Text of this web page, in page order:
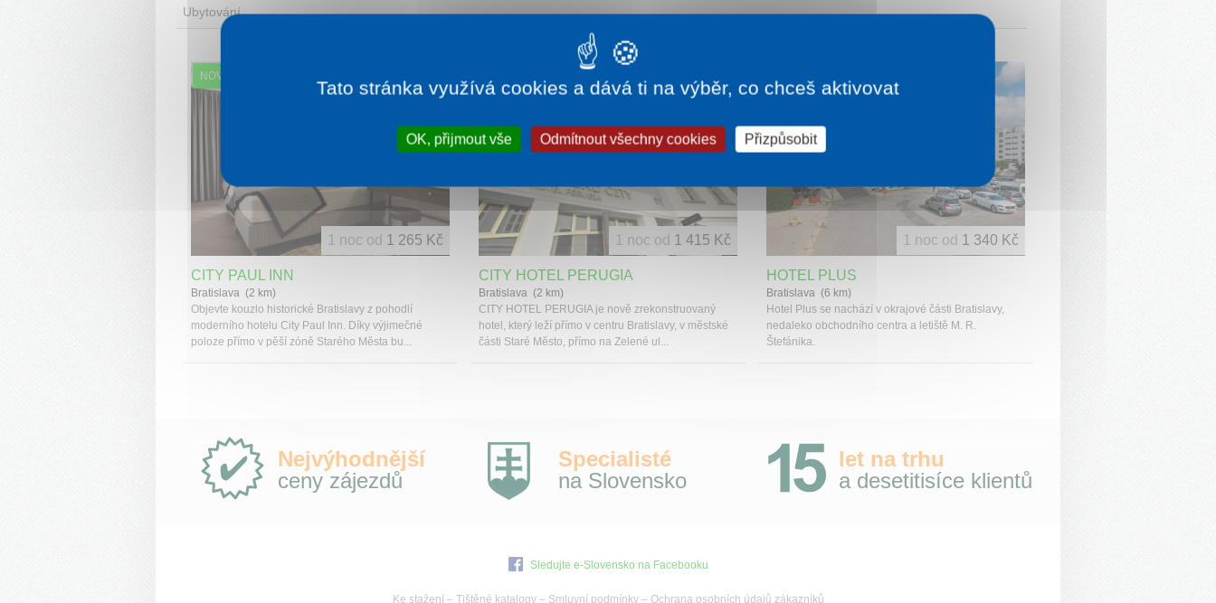
Ubytování
NOVINKA
CITY PAUL INN
Bratislava (2 km)
Objevte kouzlo historické Bratislavy z pohodlí
moderního hotelu City Paul Inn. Díky výjimečné
poloze přímo v pěší zóně Starého Města bu...
1 noc od 1 265 Kč
CITY HOTEL PERUGIA
Bratislava (2 km)
CITY HOTEL PERUGIA je nově zrekonstruovaný
hotel, který leží přímo v centru Bratislavy, v městské
části Staré Město, přímo na Zelené ul...
1 noc od 1 415 Kč
HOTEL PLUS
Bratislava (6 km)
Hotel Plus se nachází v okrajové části Bratislavy,
nedaleko obchodního centra a letiště M. R.
Štefánika.
1 noc od 1 340 Kč
Proč
e-
Slovensko.cz?
Nejvýhodnější
ceny zájezdů
Specialisté
na Slovensko
let na trhu
a desetitisíce klientů
Sledujte e-Slovensko na Facebooku
Ke stažení– Tištěné katalogy– Smluvní podmínky– Ochrana osobních údajů zákazníků
Tato stránka využívá cookies a dává ti na výběr, co chceš aktivovat
OK, přijmout vše Odmítnout všechny cookies Přizpůsobit